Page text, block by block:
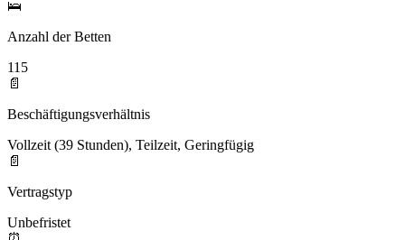
🛌
Anzahl der Betten
115
📄
Beschäftigungsverhältnis
Vollzeit (39 Stunden), Teilzeit, Geringfügig
📄
Vertragstyp
Unbefristet